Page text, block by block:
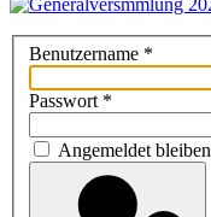
Benutzername *
Passwort *
Angemeldet bleiben